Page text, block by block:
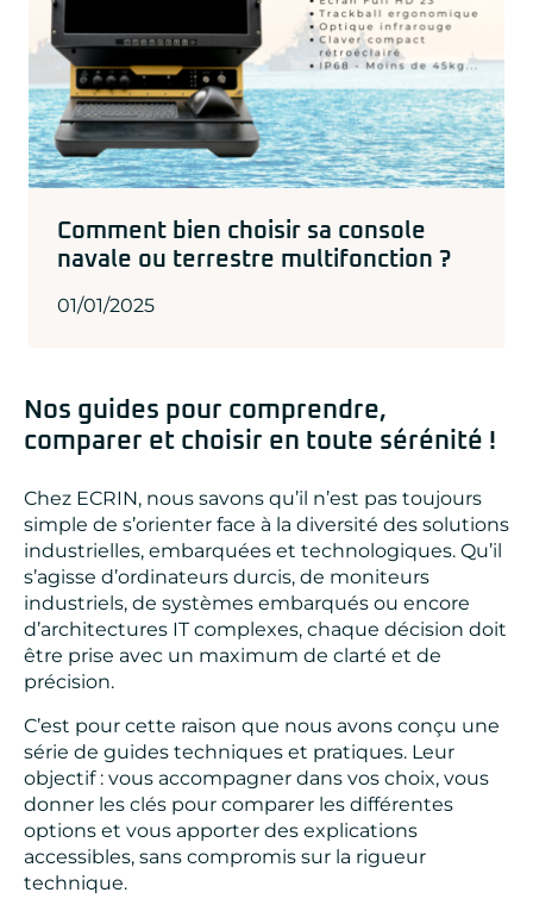
Comment bien choisir sa console
navale ou terrestre multifonction ?
01/01/2025
Nos guides pour comprendre,
comparer et choisir en toute sérénité !
Chez ECRIN, nous savons qu’il n’est pas toujours
simple de s’orienter face à la diversité des solutions
industrielles, embarquées et technologiques. Qu’il
s’agisse d’ordinateurs durcis, de moniteurs
industriels, de systèmes embarqués ou encore
d’architectures IT complexes, chaque décision doit
être prise avec un maximum de clarté et de
précision.
C’est pour cette raison que nous avons conçu une
série de guides techniques et pratiques. Leur
objectif : vous accompagner dans vos choix, vous
donner les clés pour comparer les différentes
options et vous apporter des explications
accessibles, sans compromis sur la rigueur
technique.